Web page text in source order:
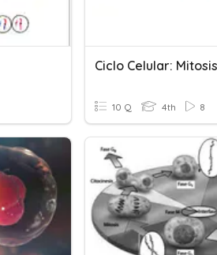
Ciclo Celular:
10 Q 4th 8